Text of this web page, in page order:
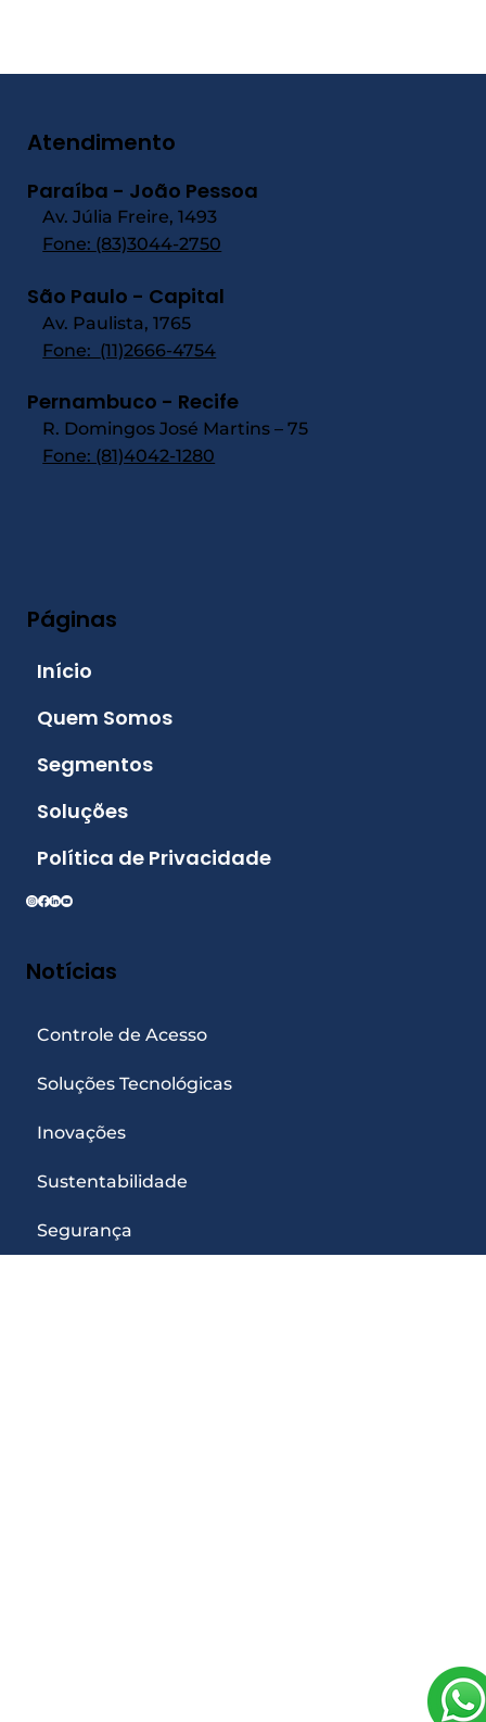
Atendimento
Paraíba - João Pessoa
Av. Júlia Freire, 1493
Fone: (83)3044-2750
São Paulo - Capital
Av. Paulista, 1765
Fone: (11)2666-4754
Pernambuco - Recife
R. Domingos José Martins – 75
Fone: (81)4042-1280
Páginas
Início
Quem Somos
Segmentos
Soluções
Política de Privacidade
Notícias
Controle de Acesso
Soluções Tecnológicas
Inovações
Sustentabilidade
Segurança